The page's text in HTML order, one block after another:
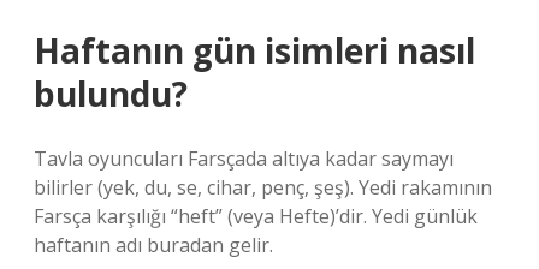
Haftanın gün isimleri nasıl
bulundu?
Tavla oyuncuları Farsçada altıya kadar saymayı
bilirler (yek, du, se, cihar, penç, şeş). Yedi rakamının
Farsça karşılığı “heft” (veya Hefte)’dir. Yedi günlük
haftanın adı buradan gelir.